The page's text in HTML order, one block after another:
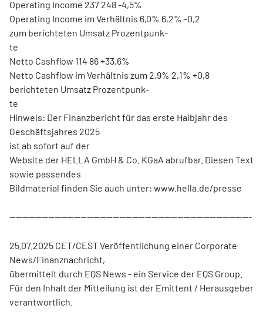
Operating Income 237 248 -4,5%
Operating Income im Verhältnis 6,0% 6,2% -0,2
zum berichteten Umsatz Prozentpunk-
te
Netto Cashflow 114 86 +33,6%
Netto Cashflow im Verhältnis zum 2,9% 2,1% +0,8
berichteten Umsatz Prozentpunk-
te
Hinweis: Der Finanzbericht für das erste Halbjahr des
Geschäftsjahres 2025
ist ab sofort auf der
Website der HELLA GmbH & Co. KGaA abrufbar. Diesen Text
sowie passendes
Bildmaterial finden Sie auch unter: www.hella.de/presse
---------------------------------------------------------------------------
25.07.2025 CET/CEST Veröffentlichung einer Corporate
News/Finanznachricht,
übermittelt durch EQS News - ein Service der EQS Group.
Für den Inhalt der Mitteilung ist der Emittent / Herausgeber
verantwortlich.